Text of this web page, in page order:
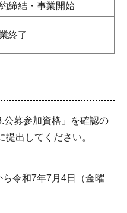
締結・事業開始
終了
募参加資格」を確認の
提出してください。
令和7年7月4日（金曜